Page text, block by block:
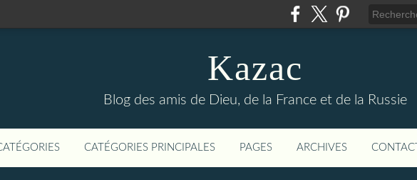
Kazac
Blog des amis de Dieu, de la France et de la Russie
CATÉGORIES PRINCIPALES PAGES ARCHIVES CONTACT